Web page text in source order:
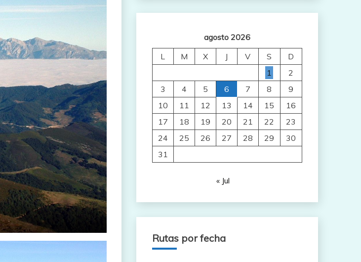
agosto 2026
L
M X J V S
D
1
2
3
4 5 6 7 8
9
10
11 12 13 14 15
16
17
18 19 20 21 22
23
24
25 26 27 28 29
30
31
« Jul
Rutas por fecha